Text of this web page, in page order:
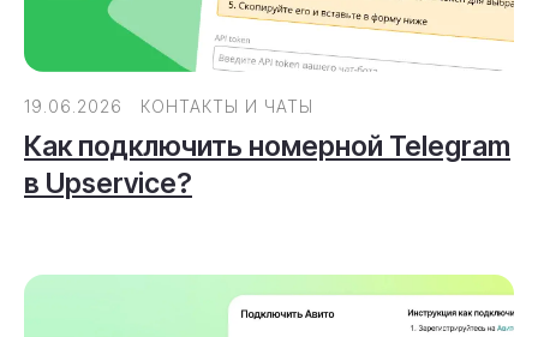
19.06.2026 КОНТАКТЫ И ЧАТЫ
Как подключить номерной Telegram
в Upservice?